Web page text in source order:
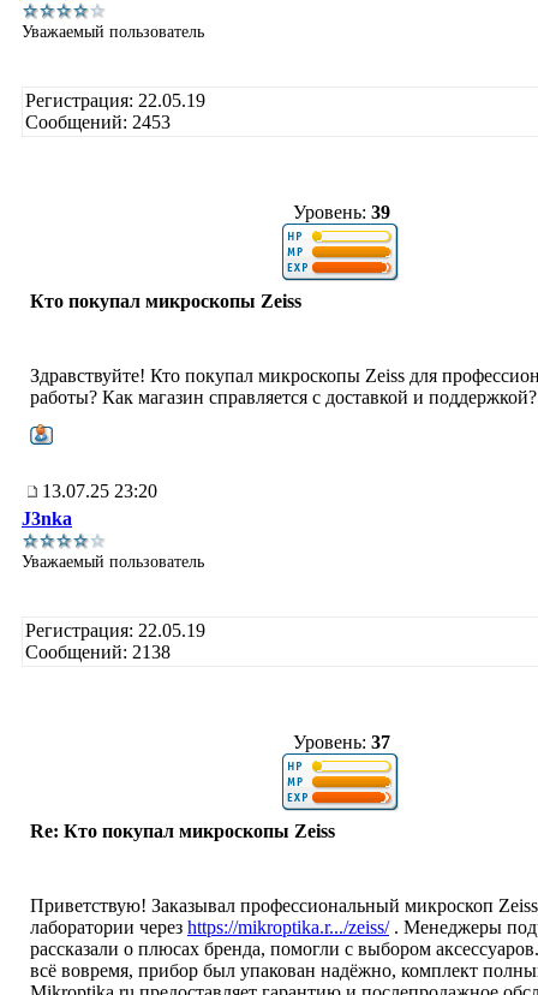
Уважаемый пользователь
Регистрация: 22.05.19
Сообщений: 2453
Уровень: 39
Кто покупал микроскопы Zeiss
Здравствуйте! Кто покупал микроскопы Zeiss для
работы? Как магазин справляется с доставкой и поддержкой?
13.07.25 23:20
J3nka
Уважаемый пользователь
Регистрация: 22.05.19
Сообщений: 2138
Уровень: 37
Re: Кто покупал микроскопы Zeiss
Приветствую! Заказывал профессиональный микроскоп
лаборатории через https://mikroptika.r.../zeiss/. Менеджеры
рассказали о плюсах бренда, помогли с выбором
всё вовремя, прибор был упакован надёжно, комплект